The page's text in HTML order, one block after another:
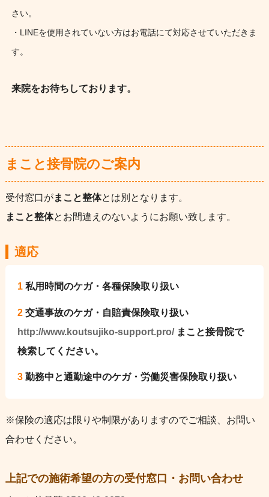
さい。
・LINEを使用されていない方はお電話にて対応させていただきま
す。
来院をお待ちしております。
まこと接骨院のご案内
受付窓口がまこと整体とは別となります。
まこと整体とお間違えのないようにお願い致します。
適応
1私用時間のケガ・各種保険取り扱い
2交通事故のケガ・自賠責保険取り扱い
http://www.koutsujiko-support.pro/まこと接骨院で
検索してください。
3勤務中と通勤途中のケガ・労働災害保険取り扱い
※保険の適応は限りや制限がありますのでご相談、お問い
合わせください。
上記での施術希望の方の受付窓口・お問い合わせ